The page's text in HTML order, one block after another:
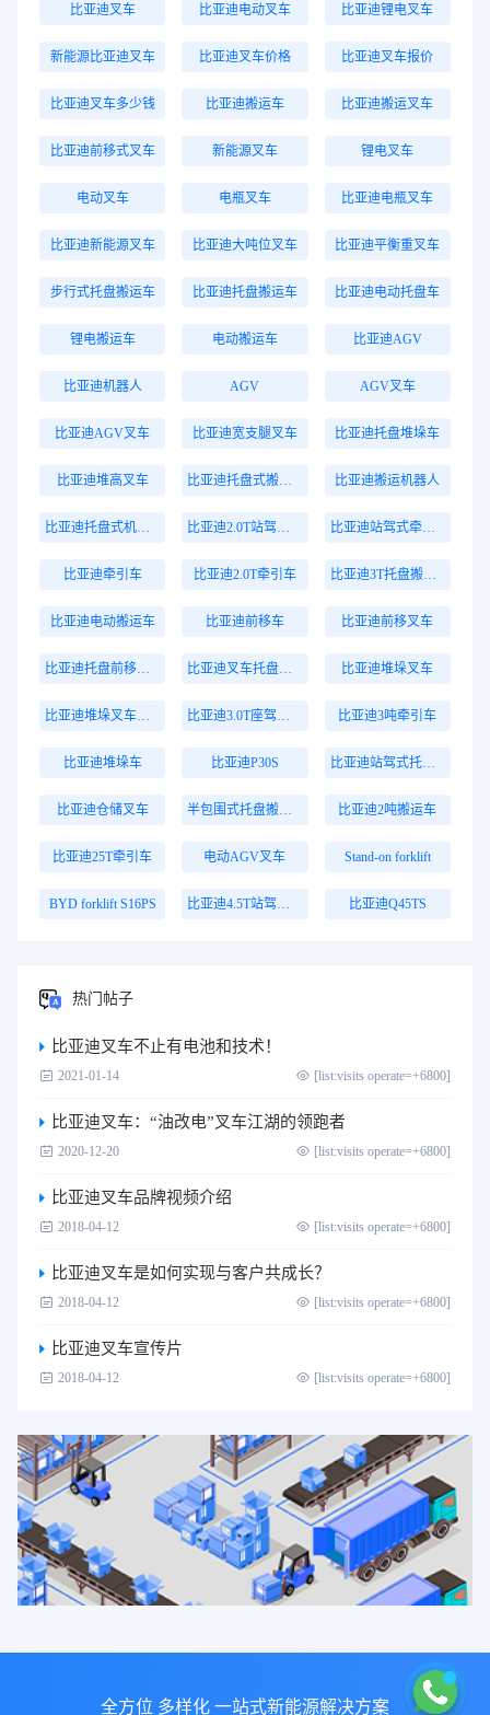
比亚迪叉车 比亚迪电动叉车 比亚迪锂电叉车
新能源比亚迪叉车 比亚迪叉车价格 比亚迪叉车报价
比亚迪叉车多少钱 比亚迪搬运车 比亚迪搬运叉车
比亚迪前移式叉车 新能源叉车 锂电叉车
电动叉车 电瓶叉车 比亚迪电瓶叉车
比亚迪新能源叉车 比亚迪大吨位叉车 比亚迪平衡重叉车
步行式托盘搬运车 比亚迪托盘搬运车 比亚迪电动托盘车
锂电搬运车 电动搬运车 比亚迪AGV
比亚迪机器人 AGV AGV叉车
比亚迪AGV叉车 比亚迪宽支腿叉车 比亚迪托盘堆垛车
比亚迪堆高叉车 比亚迪搬运机器人
比亚迪站驾式牵引车
比亚迪牵引车 比亚迪2.0T牵引车 比亚迪3T托盘搬运车
比亚迪电动搬运车 比亚迪前移车 比亚迪前移叉车
比亚迪堆垛叉车
比亚迪3吨牵引车
比亚迪堆垛车 比亚迪P30S 比亚迪站驾式托盘搬运车
比亚迪仓储叉车 比亚迪2吨搬运车
比亚迪25T牵引车 电动AGV叉车 Stand-on forklift
BYD forklift S16PS 比亚迪Q45TS
热门帖子
比亚迪叉车不止有电池和技术！
2021-01-14 [list:visits operate=+6800]
比亚迪叉车：“油改电”叉车江湖的领跑者
2020-12-20 [list:visits operate=+6800]
比亚迪叉车品牌视频介绍
2018-04-12 [list:visits operate=+6800]
比亚迪叉车是如何实现与客户共成长？
2018-04-12 [list:visits operate=+6800]
比亚迪叉车宣传片
2018-04-12 [list:visits operate=+6800]
全方位 多样化 一站式新能源解决方案